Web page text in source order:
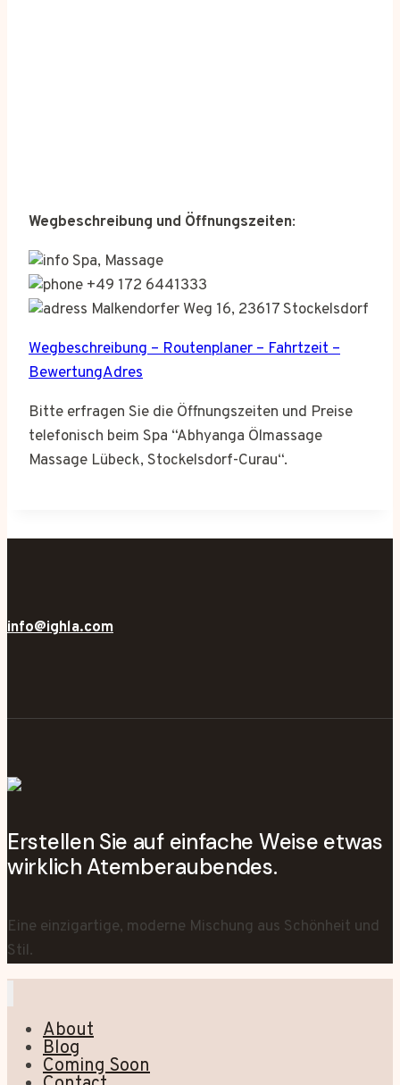
Wegbeschreibung und Öffnungszeiten:
Spa, Massage
+49 172 6441333
Malkendorfer Weg 16, 23617 Stockelsdorf
Wegbeschreibung – Routenplaner – Fahrtzeit –
BewertungAdres
Bitte erfragen Sie die Öffnungszeiten und Preise
telefonisch beim Spa “Abhyanga Ölmassage
Massage Lübeck, Stockelsdorf-Curau“.
info@ighla.com
Erstellen Sie auf einfache Weise etwas
wirklich Atemberaubendes.
Eine einzigartige, moderne Mischung aus Schönheit und
Stil.
About
Blog
Coming Soon